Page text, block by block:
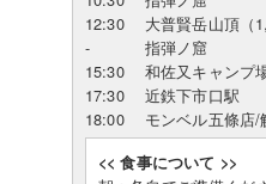
12:30
大普賢岳山頂（
-
指弾ノ窟
15:30
和佐又キャンプ
17:30
近鉄下市口駅
18:00
モンベル五條店/
<< 食事について >>